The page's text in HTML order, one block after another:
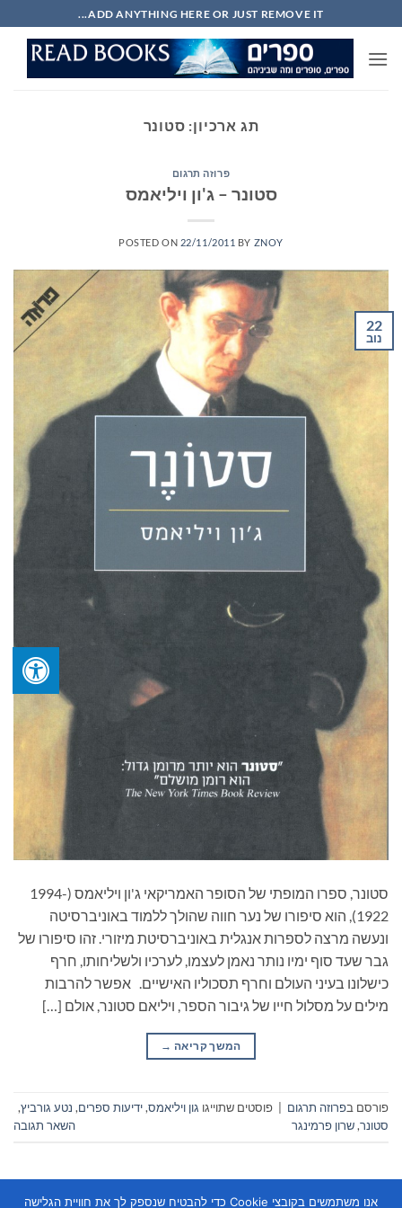
to
content
ADD ANYTHING HERE OR JUST REMOVE IT...
תג ארכיון: סטונר
פרוזה תרגום
סטונר – ג'ון ויליאמס
POSTED ON 22/11/2011 BY ZNOY
22
נוב
סטונר, ספרו המופתי של הסופר האמריקאי ג'ון ויליאמס (1994-
1922), הוא סיפורו של נער חווה שהולך ללמוד באוניברסיטה
ונעשה מרצה לספרות אנגלית באוניברסיטת מיזורי. זהו סיפורו של
גבר שעד סוף ימיו נותר נאמן לעצמו, לערכיו ולשליחותו, חרף
כישלונו בעיני העולם וחרף תסכוליו האישיים. אפשר להרבות
מילים על מסלול חייו של גיבור הספר, ויליאם סטונר, אולם […]
המשך קריאה →
פורסם בפרוזה תרגום פוסטים שתוייגו גון ויליאמס,ידיעות ספרים, נטע גורביץ,
סטונר,שרון פרמינגר השאר תגובה
אנו משתמשים בקובצי Cookie כדי להבטיח שנספק לך את חוויית הגלישה